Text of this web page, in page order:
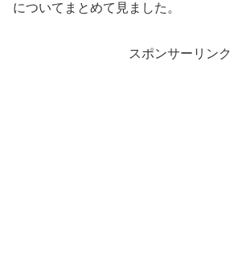
についてまとめて見ました。
スポンサーリンク